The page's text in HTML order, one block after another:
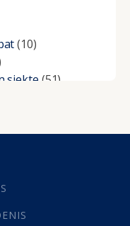
(10)
siekte (51)
(10)